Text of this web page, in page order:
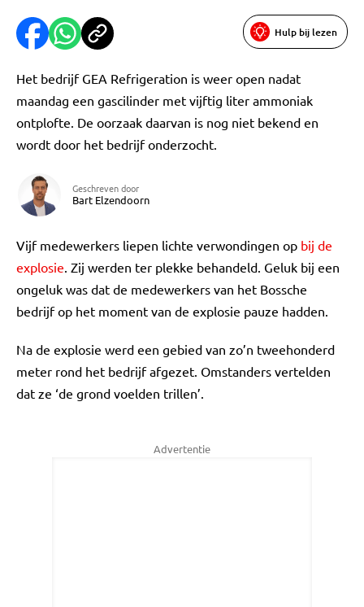
Hulp bij lezen
Het bedrijf GEA Refrigeration is weer open nadat
maandag een gascilinder met vijftig liter ammoniak
ontplofte. De oorzaak daarvan is nog niet bekend en
wordt door het bedrijf onderzocht.
Geschreven door
Bart Elzendoorn
Vijf medewerkers liepen lichte verwondingen op bij de
explosie. Zij werden ter plekke behandeld. Geluk bij een
ongeluk was dat de medewerkers van het Bossche
bedrijf op het moment van de explosie pauze hadden.
Na de explosie werd een gebied van zo’n tweehonderd
meter rond het bedrijf afgezet. Omstanders vertelden
dat ze ‘de grond voelden trillen’.
Advertentie